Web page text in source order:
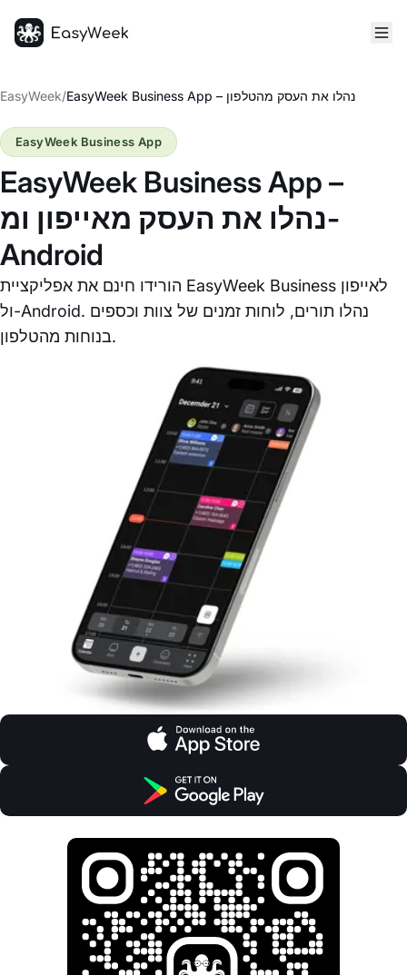
EasyWeek/ EasyWeek Business App – נהלו את העסק מהטלפון
EasyWeek Business App –
נהלו את העסק מאייפון ומ-
Android
הורידו חינם את אפליקציית EasyWeek Business לאייפון
ול-Android. נהלו תורים, לוחות זמנים של צוות וכספים
בנוחות מהטלפון.
EasyWeek Business App